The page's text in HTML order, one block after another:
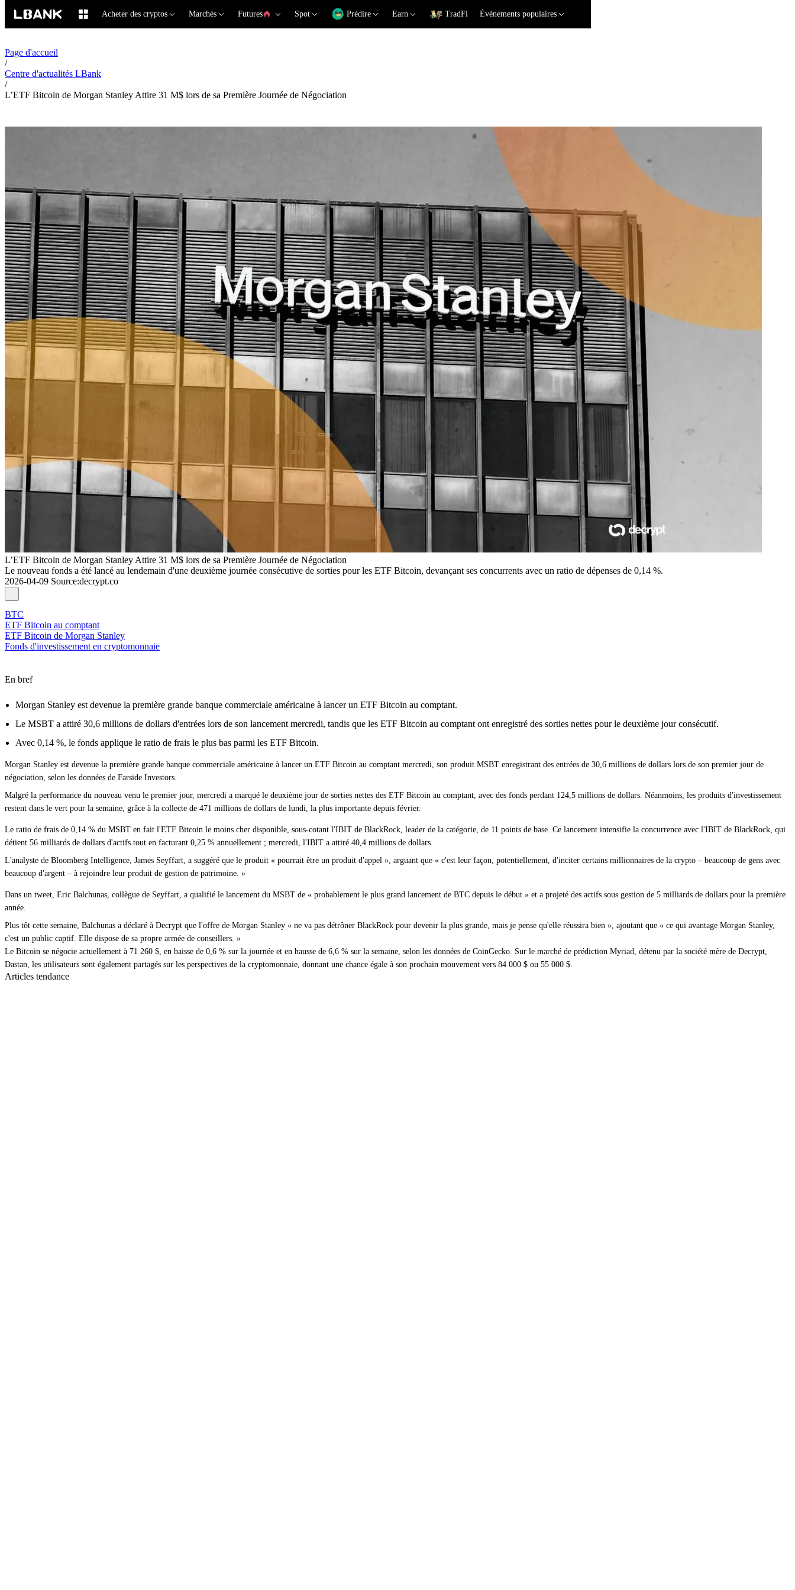
Acheter des cryptos Marchés Futures Spot Prédire Earn TradFi Événements populaires
Page d'accueil
/
Centre d'actualités LBank
/
L’ETF Bitcoin de Morgan Stanley Attire 31 M$ lors de sa Première Journée de Négociation
L’ETF Bitcoin de Morgan Stanley Attire 31 M$ lors de sa Première Journée de Négociation
Le nouveau fonds a été lancé au lendemain d'une deuxième journée consécutive de sorties pour les ETF Bitcoin, devançant ses concurrents avec un ratio de dépenses de 0,14 %.
2026-04-09 Source:decrypt.co
BTC
ETF Bitcoin au comptant
ETF Bitcoin de Morgan Stanley
Fonds d'investissement en cryptomonnaie
En bref
Morgan Stanley est devenue la première grande banque commerciale américaine à lancer un ETF Bitcoin au comptant.
Le MSBT a attiré 30,6 millions de dollars d'entrées lors de son lancement mercredi, tandis que les ETF Bitcoin au comptant ont enregistré des sorties nettes pour le deuxième jour consécutif.
Avec 0,14 %, le fonds applique le ratio de frais le plus bas parmi les ETF Bitcoin.
Morgan Stanley est devenue la première grande banque commerciale américaine à lancer un ETF Bitcoin au comptant mercredi, son produit MSBT enregistrant des entrées de 30,6 millions de dollars lors de son premier jour de
négociation, selon les données de Farside Investors.
Malgré la performance du nouveau venu le premier jour, mercredi a marqué le deuxième jour de sorties nettes des ETF Bitcoin au comptant, avec des fonds perdant 124,5 millions de dollars. Néanmoins, les produits d'investissement
restent dans le vert pour la semaine, grâce à la collecte de 471 millions de dollars de lundi, la plus importante depuis février.
Le ratio de frais de 0,14 % du MSBT en fait l'ETF Bitcoin le moins cher disponible, sous-cotant l'IBIT de BlackRock, leader de la catégorie, de 11 points de base. Ce lancement intensifie la concurrence avec l'IBIT de BlackRock, qui
détient 56 milliards de dollars d'actifs tout en facturant 0,25 % annuellement ; mercredi, l'IBIT a attiré 40,4 millions de dollars.
L'analyste de Bloomberg Intelligence, James Seyffart, a suggéré que le produit « pourrait être un produit d'appel », arguant que « c'est leur façon, potentiellement, d'inciter certains millionnaires de la crypto – beaucoup de gens avec
beaucoup d'argent – à rejoindre leur produit de gestion de patrimoine. »
Dans un tweet, Eric Balchunas, collègue de Seyffart, a qualifié le lancement du MSBT de « probablement le plus grand lancement de BTC depuis le début » et a projeté des actifs sous gestion de 5 milliards de dollars pour la première
année.
Plus tôt cette semaine, Balchunas a déclaré à Decrypt que l'offre de Morgan Stanley « ne va pas détrôner BlackRock pour devenir la plus grande, mais je pense qu'elle réussira bien », ajoutant que « ce qui avantage Morgan Stanley,
c'est un public captif. Elle dispose de sa propre armée de conseillers. »
Le Bitcoin se négocie actuellement à 71 260 $, en baisse de 0,6 % sur la journée et en hausse de 6,6 % sur la semaine, selon les données de CoinGecko. Sur le marché de prédiction Myriad, détenu par la société mère de Decrypt,
Dastan, les utilisateurs sont également partagés sur les perspectives de la cryptomonnaie, donnant une chance égale à son prochain mouvement vers 84 000 $ ou 55 000 $.
Articles tendance